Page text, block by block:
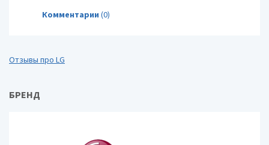
Комментарии (0)
Отзывы про LG
БРЕНД